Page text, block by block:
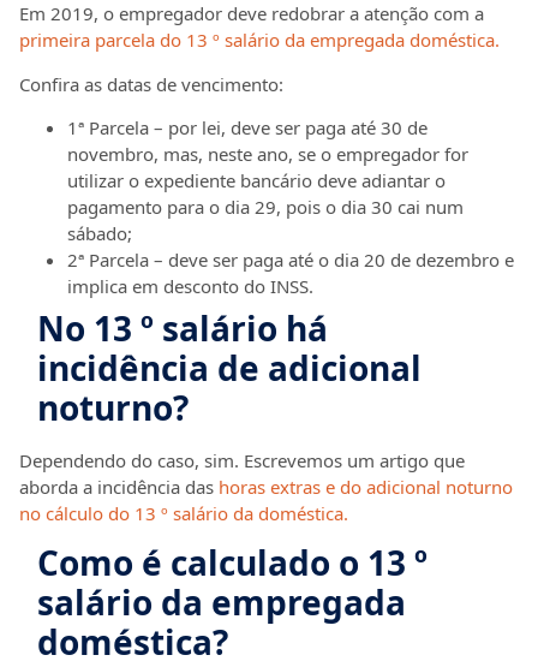
Em 2019, o empregador deve redobrar a atenção com a
primeira parcela do 13 º salário da empregada doméstica.
Confira as datas de vencimento:
1ª Parcela – por lei, deve ser paga até 30 de
novembro, mas, neste ano, se o empregador for
utilizar o expediente bancário deve adiantar o
pagamento para o dia 29, pois o dia 30 cai num
sábado;
2ª Parcela – deve ser paga até o dia 20 de dezembro e
implica em desconto do INSS.
No 13 º salário há
incidência de adicional
noturno?
Dependendo do caso, sim. Escrevemos um artigo que
aborda a incidência das horas extras e do adicional noturno
no cálculo do 13 º salário da doméstica.
Como é calculado o 13 º
salário da empregada
doméstica?